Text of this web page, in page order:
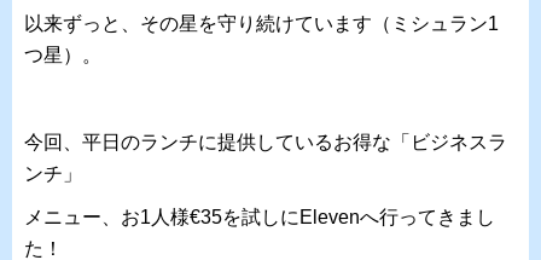
以来ずっと、その星を守り続けています（ミシュラン1
つ星）。
今回、平日のランチに提供しているお得な「ビジネスラ
ンチ」
メニュー、お1人様€35を試しにElevenへ行ってきまし
た！